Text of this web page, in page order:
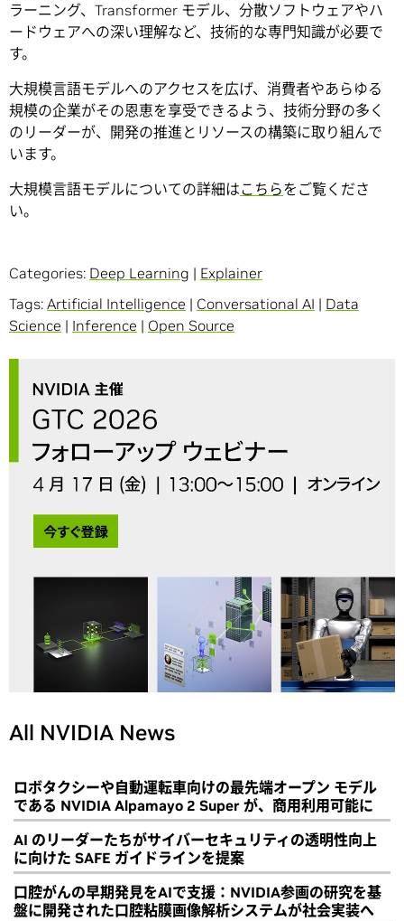
ラーニング、Transformer モデル、分散ソフトウェアやハ
ードウェアへの深い理解など、技術的な専門知識が必要で
す。
大規模言語モデルへのアクセスを広げ、消費者やあらゆる
規模の企業がその恩恵を享受できるよう、技術分野の多く
のリーダーが、開発の推進とリソースの構築に取り組んで
います。
大規模言語モデルについての詳細はこちらをご覧くださ
い。
Categories: Deep Learning | Explainer
Tags: Artificial Intelligence | Conversational AI | Data
Science | Inference | Open Source
All NVIDIA News
ロボタクシーや自動運転車向けの最先端オープン モデル
である NVIDIA Alpamayo 2 Super が、商用利用可能に
AI のリーダーたちがサイバーセキュリティの透明性向上
に向けた SAFE ガイドラインを提案
口腔がんの早期発見をAIで支援：NVIDIA参画の研究を基
盤に開発された口腔粘膜画像解析システムが社会実装へ